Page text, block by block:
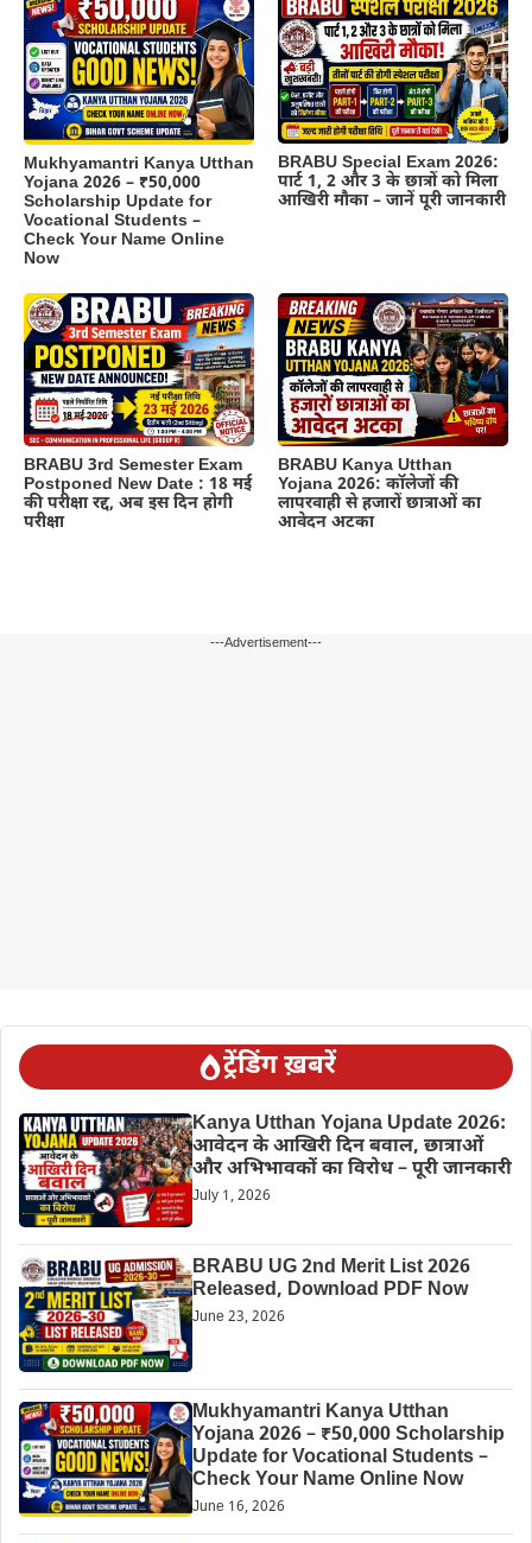
Mukhyamantri Kanya Utthan
Yojana 2026 – ₹50,000
Scholarship Update for
Vocational Students –
Check Your Name Online
Now
BRABU Special Exam 2026:
पार्ट 1, 2 और 3 के छात्रों को मिला
आखिरी मौका – जानें पूरी जानकारी
BRABU 3rd Semester Exam
Postponed New Date : 18 मई
की परीक्षा रद्द, अब इस दिन होगी
परीक्षा
BRABU Kanya Utthan
Yojana 2026: कॉलेजों की
लापरवाही से हजारों छात्राओं का
आवेदन अटका
---Advertisement---
ट्रेंडिंग ख़बरें
Kanya Utthan Yojana Update 2026:
आवेदन के आखिरी दिन बवाल, छात्राओं
और अभिभावकों का विरोध – पूरी जानकारी
July 1, 2026
BRABU UG 2nd Merit List 2026
Released, Download PDF Now
June 23, 2026
Mukhyamantri Kanya Utthan
Yojana 2026 – ₹50,000 Scholarship
Update for Vocational Students –
Check Your Name Online Now
June 16, 2026